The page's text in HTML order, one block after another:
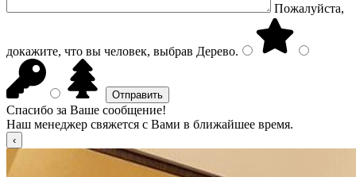
Пожалуйста,
докажите, что вы человек, выбрав Дерево.
Спасибо за Ваше сообщение!
Наш менеджер свяжется с Вами в ближайшее время.